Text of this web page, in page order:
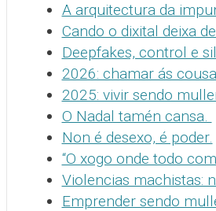
A arquitectura da
Cando o dixital deixa
Deepfakes, control e
2026: chamar ás
2025: vivir sendo
O Nadal tamén cansa.
Non é desexo, é poder.
“O xogo onde todo
Violencias machistas:
Emprender sendo